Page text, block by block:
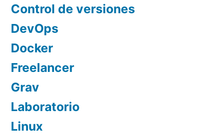
Control de versiones
DevOps
Docker
Freelancer
Grav
Laboratorio
Linux